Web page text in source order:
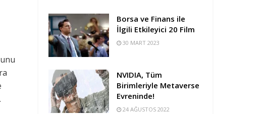
Borsa ve Finans ile
İlgili Etkileyici 20 Film
30 MART 2023
NVIDIA, Tüm
Birimleriyle Metaverse
Evreninde!
24 AĞUSTOS 2022